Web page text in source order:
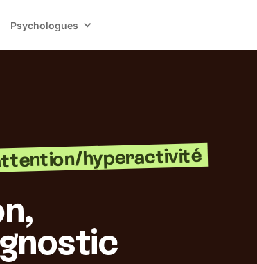
Psychologues
hyperactivité